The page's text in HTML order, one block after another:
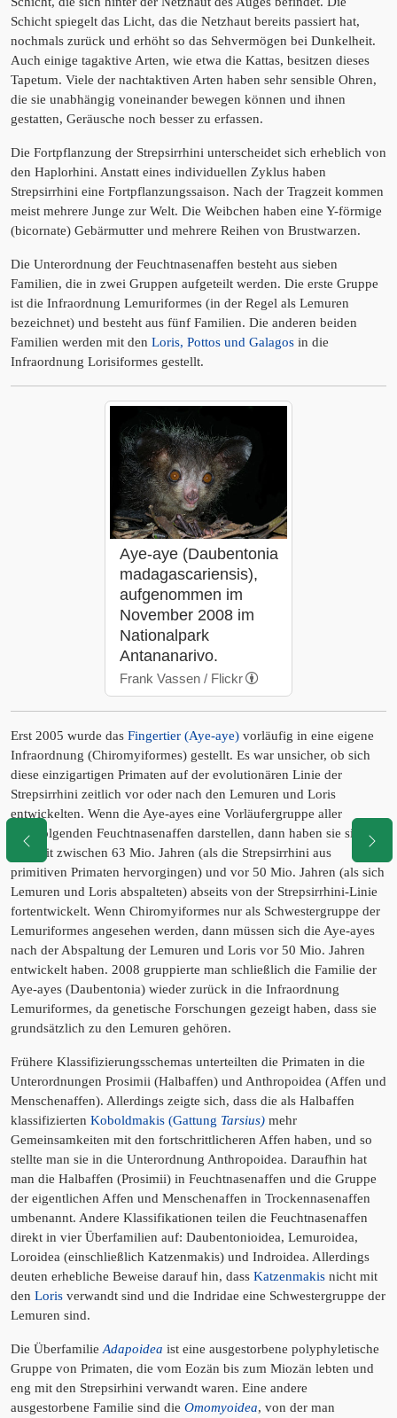
Schicht spiegelt das Licht, das die Netzhaut bereits passiert hat,
nochmals zurück und erhöht so das Sehvermögen bei Dunkelheit.
Auch einige tagaktive Arten, wie etwa die Kattas, besitzen dieses
Tapetum. Viele der nachtaktiven Arten haben sehr sensible Ohren,
die sie unabhängig voneinander bewegen können und ihnen
gestatten, Geräusche noch besser zu erfassen.
Die Fortpflanzung der Strepsirrhini unterscheidet sich erheblich von
den Haplorhini. Anstatt eines individuellen Zyklus haben
Strepsirrhini eine Fortpflanzungssaison. Nach der Tragzeit kommen
meist mehrere Junge zur Welt. Die Weibchen haben eine Y-förmige
(bicornate) Gebärmutter und mehrere Reihen von Brustwarzen.
Die Unterordnung der Feuchtnasenaffen besteht aus sieben
Familien, die in zwei Gruppen aufgeteilt werden. Die erste Gruppe
ist die Infraordnung Lemuriformes (in der Regel als Lemuren
bezeichnet) und besteht aus fünf Familien. Die anderen beiden
Familien werden mit den Loris, Pottos und Galagos in die
Infraordnung Lorisiformes gestellt.
Aye-aye (Daubentonia
madagascariensis),
aufgenommen im
November 2008 im
Nationalpark
Antananarivo.
Frank Vassen / Flickr
Erst 2005 wurde das Fingertier (Aye-aye) vorläufig in eine eigene
Infraordnung (Chiromyiformes) gestellt. Es war unsicher, ob sich
diese einzigartigen Primaten auf der evolutionären Linie der
Strepsirrhini zeitlich vor oder nach den Lemuren und Loris
entwickelten. Wenn die Aye-ayes eine Vorläufergruppe aller
nachfolgenden Feuchtnasenaffen darstellen, dann haben sie sich in
der Zeit zwischen 63 Mio. Jahren (als die Strepsirrhini aus
primitiven Primaten hervorgingen) und vor 50 Mio. Jahren (als sich
Lemuren und Loris abspalteten) abseits von der Strepsirrhini-Linie
fortentwickelt. Wenn Chiromyiformes nur als Schwestergruppe der
Lemuriformes angesehen werden, dann müssen sich die Aye-ayes
nach der Abspaltung der Lemuren und Loris vor 50 Mio. Jahren
entwickelt haben. 2008 gruppierte man schließlich die Familie der
Aye-ayes (Daubentonia) wieder zurück in die Infraordnung
Lemuriformes, da genetische Forschungen gezeigt haben, dass sie
grundsätzlich zu den Lemuren gehören.
Frühere Klassifizierungsschemas unterteilten die Primaten in die
Unterordnungen Prosimii (Halbaffen) und Anthropoidea (Affen und
Menschenaffen). Allerdings zeigte sich, dass die als Halbaffen
klassifizierten Koboldmakis (Gattung Tarsius) mehr
Gemeinsamkeiten mit den fortschrittlicheren Affen haben, und so
stellte man sie in die Unterordnung Anthropoidea. Daraufhin hat
man die Halbaffen (Prosimii) in Feuchtnasenaffen und die Gruppe
der eigentlichen Affen und Menschenaffen in Trockennasenaffen
umbenannt. Andere Klassifikationen teilen die Feuchtnasenaffen
direkt in vier Überfamilien auf: Daubentonioidea, Lemuroidea,
Loroidea (einschließlich Katzenmakis) und Indroidea. Allerdings
deuten erhebliche Beweise darauf hin, dass Katzenmakis nicht mit
den Loris verwandt sind und die Indridae eine Schwestergruppe der
Lemuren sind.
Die Überfamilie Adapoidea ist eine ausgestorbene polyphyletische
Gruppe von Primaten, die vom Eozän bis zum Miozän lebten und
eng mit den Strepsirhini verwandt waren. Eine andere
ausgestorbene Familie sind die Omomyoidea, von der man